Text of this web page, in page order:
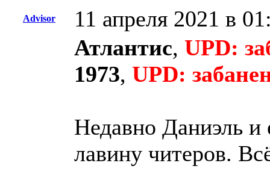
Advisor
11 апреля 2021 в
Атлантис, UPD:
1973, UPD:
Недавно Даниэль и
лавину читеров.